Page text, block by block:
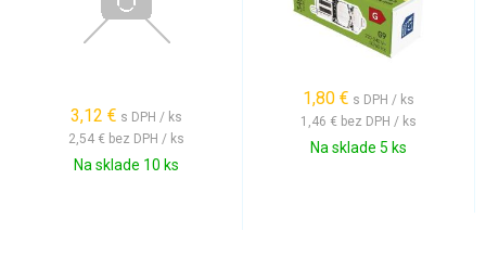
3,12 € s DPH / ks
2,54 € bez DPH / ks
Na sklade 10 ks
1,80 € s DPH / ks
1,46 € bez DPH / ks
Na sklade 5 ks